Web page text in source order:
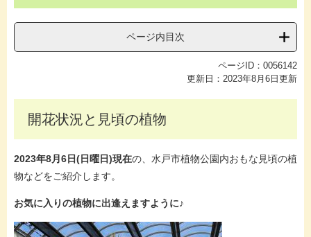
ページ内目次
ページID：0056142
更新日：2023年8月6日更新
開花状況と見頃の植物
2023年8月6日(日曜日)現在の、水戸市植物公園内おもな見頃の植
物などをご紹介します。
お気に入りの植物に出逢えますように♪